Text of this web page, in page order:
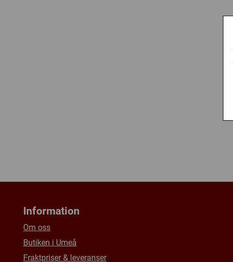
Information
Om oss
Butiken i Umeå
Fraktpriser & leveranser